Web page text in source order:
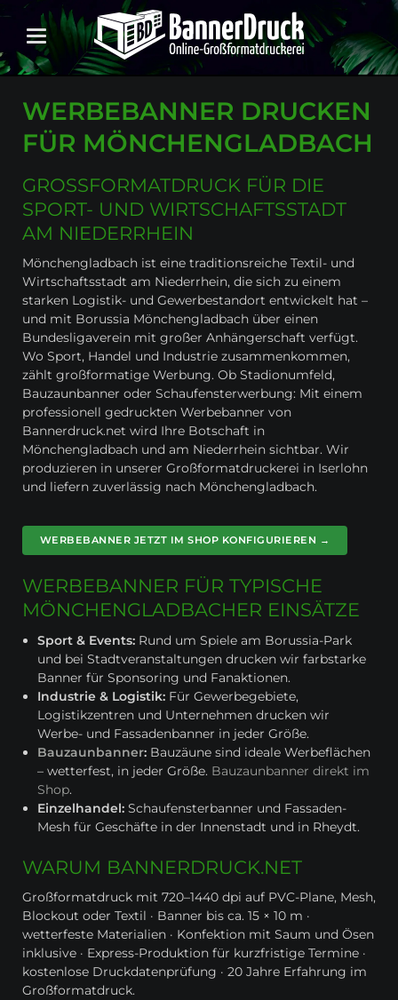
WERBEBANNER DRUCKEN
FÜR MÖNCHENGLADBACH
GROSSFORMATDRUCK FÜR DIE S
PORT- UND WIRTSCHAFTSSTADT A
M NIEDERRHEIN
Mönchengladbach ist eine traditionsreiche Textil- und
Wirtschaftsstadt am Niederrhein, die sich zu einem
starken Logistik- und Gewerbestandort entwickelt hat –
und mit Borussia Mönchengladbach über einen
Bundesligaverein mit großer Anhängerschaft verfügt.
Wo Sport, Handel und Industrie zusammenkommen,
zählt großformatige Werbung. Ob Stadionumfeld,
Bauzaunbanner oder Schaufensterwerbung: Mit einem
professionell gedruckten Werbebanner von
Bannerdruck.net wird Ihre Botschaft in
Mönchengladbach und am Niederrhein sichtbar. Wir
produzieren in unserer Großformatdruckerei in Iserlohn
und liefern zuverlässig nach Mönchengladbach.
WERBEBANNER JETZT IM SHOP KONFIGURIEREN →
WERBEBANNER FÜR TYPISCHE
MÖNCHENGLADBACHER EINSÄTZE
Sport & Events: Rund um Spiele am Borussia-Park
und bei Stadtveranstaltungen drucken wir farbstarke
Banner für Sponsoring und Fanaktionen.
Industrie & Logistik: Für Gewerbegebiete,
Logistikzentren und Unternehmen drucken wir
Werbe- und Fassadenbanner in jeder Größe.
Bauzaunbanner: Bauzäune sind ideale Werbeflächen
– wetterfest, in jeder Größe. Bauzaunbanner direkt im
Shop.
Einzelhandel: Schaufensterbanner und Fassaden-
Mesh für Geschäfte in der Innenstadt und in Rheydt.
WARUM BANNERDRUCK.NET
Großformatdruck mit 720–1440 dpi auf PVC-Plane, Mesh,
Blockout oder Textil · Banner bis ca. 15 × 10 m ·
wetterfeste Materialien · Konfektion mit Saum und Ösen
inklusive · Express-Produktion für kurzfristige Termine ·
kostenlose Druckdatenprüfung · 20 Jahre Erfahrung im
Großformatdruck.